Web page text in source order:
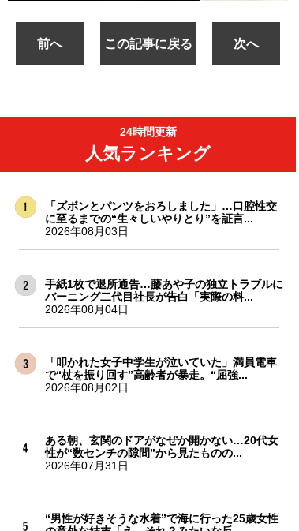
前へ この記事に戻る 次へ
24時間更新
人気ランキング
「ズボンとパンツをおろしました」…口腔性交
に至るまでの“生々しいやりとり”を証言...
2026年08月03日
手紙1枚で退所通告…藤あや子の独立トラブルに
バーニング二代目社長が告白「実際の料...
2026年08月04日
「叩かれた女子中学生が泣いていた」満員電車
で“杖を振り回す”高齢者が暴走。“屈強...
2026年08月02日
ある朝、玄関のドアがなぜか開かない…20代女
性が“数センチの隙間”から見たものの...
2026年07月31日
“男性が好きそうな水着”で海に行った25歳女性